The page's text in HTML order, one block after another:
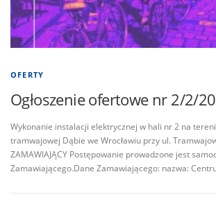
OFERTY
Ogłoszenie ofertowe nr 2/2/
Wykonanie instalacji elektrycznej w hali nr 2 na
tramwajowej Dąbie we Wrocławiu przy ul.
ZAMAWIAJĄCY Postępowanie prowadzone jest
Zamawiającego.Dane Zamawiającego: nazwa: